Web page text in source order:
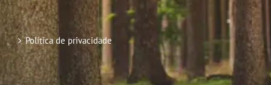
Política de privacidade